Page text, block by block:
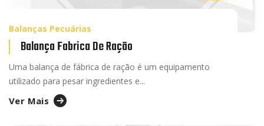
Balanças Pecuárias
Balança Fabrica De Ração
Uma balança de fábrica de ração é um equipamento
utilizado para pesar ingredientes e...
Ver Mais